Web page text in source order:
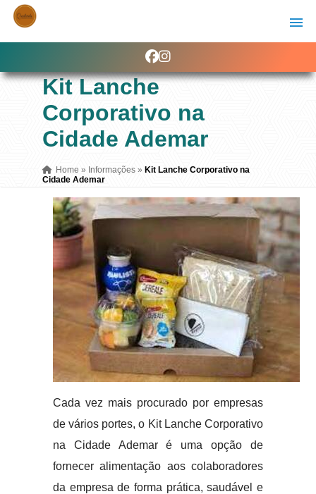
Kit Lanche
Corporativo na
Cidade Ademar
Home » Informações » Kit Lanche Corporativo na
Cidade Ademar
Cada vez mais procurado por empresas
de vários portes, o Kit Lanche Corporativo
na Cidade Ademar é uma opção de
fornecer alimentação aos colaboradores
da empresa de forma prática, saudável e